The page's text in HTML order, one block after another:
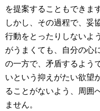
を提案することもできま
しかし、その過程で、妥
行動をとったりしないよ
がうまくても、自分の心
の一方で、矛盾するよう
いという抑えがたい欲望
ることがないよう、周囲
ません。